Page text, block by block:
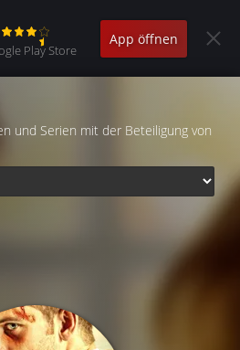
Play Store
App öffnen
und Serien mit der Beteiligung von